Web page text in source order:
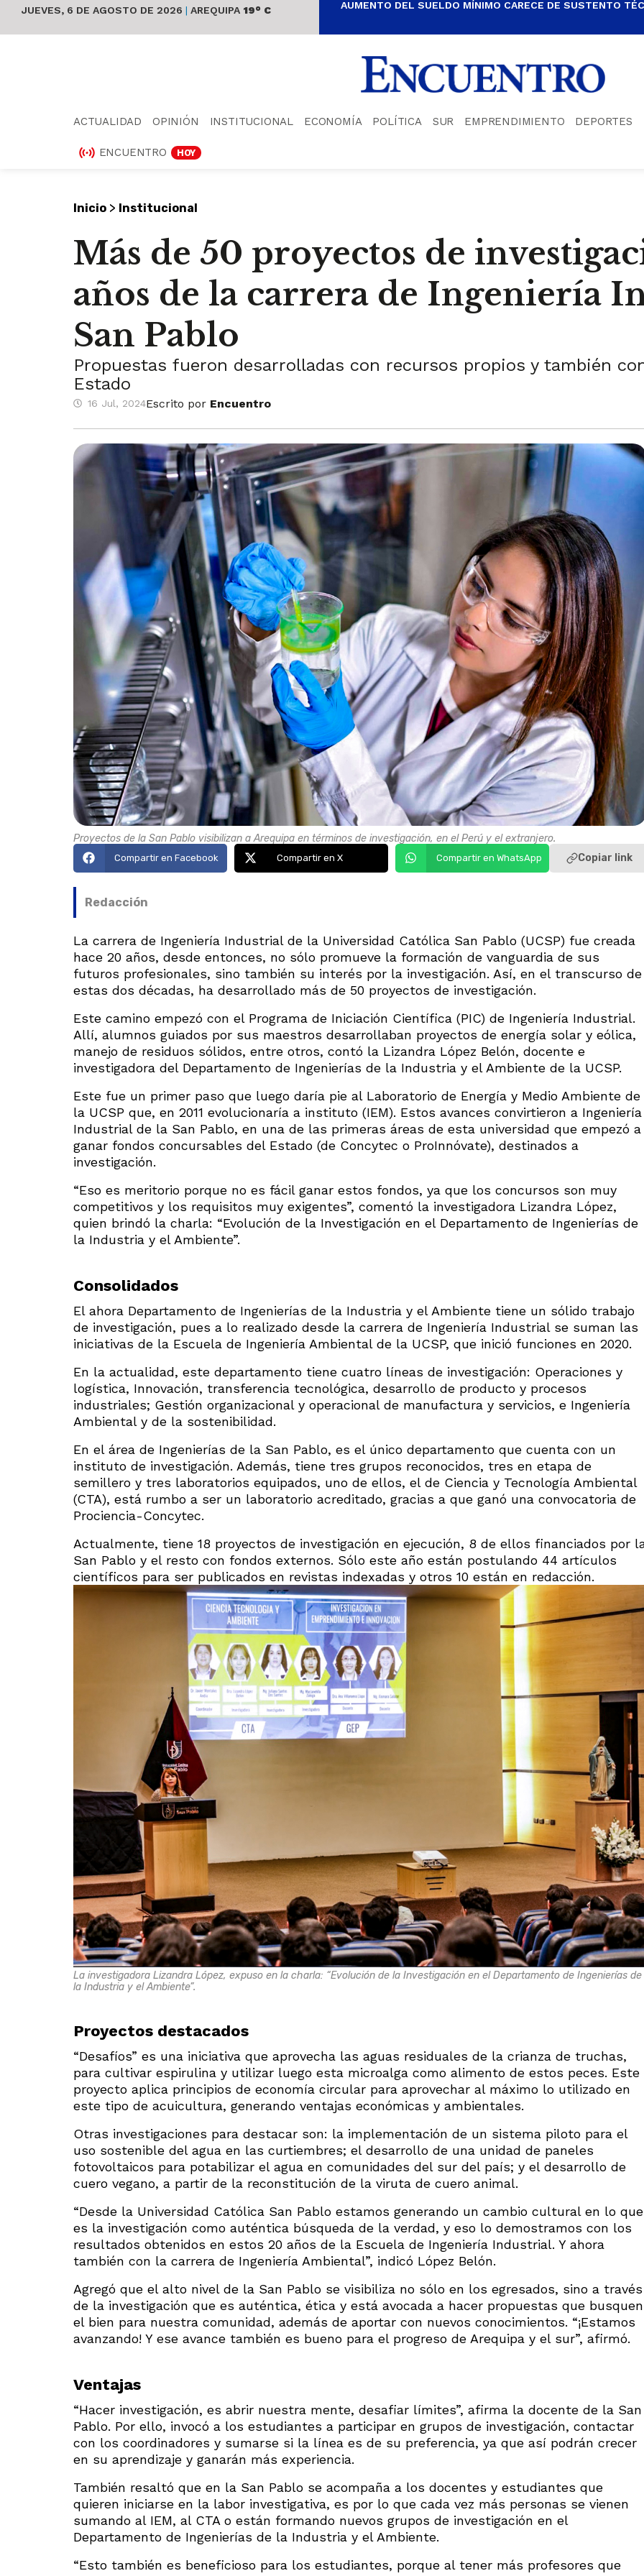
JUEVES, 6 DE AGOSTO DE 2026 | AREQUIPA 19° C AUMENTO DEL SUELDO MÍNIMO CARECE DE SUSTENTO
ACTUALIDAD OPINIÓN INSTITUCIONAL ECONOMÍA POLÍTICA SUR EMPRENDIMIENTO DEPORTES
ENCUENTRO HOY
Inicio > Institucional
Más de 50 proyectos de
años de la carrera de Ingeniería
San Pablo
Propuestas fueron desarrolladas con recursos propios y también
Estado
16 Jul, 2024Escrito por Encuentro
Proyectos de la San Pablo visibilizan a Arequipa en términos de investigación, en el Perú y el extranjero.
Compartir en Facebook Compartir en X Compartir en WhatsApp Copiar link
Redacción
La carrera de Ingeniería Industrial de la Universidad Católica San Pablo (UCSP) fue creada
hace 20 años, desde entonces, no sólo promueve la formación de vanguardia de sus
futuros profesionales, sino también su interés por la investigación. Así, en el transcurso de
estas dos décadas, ha desarrollado más de 50 proyectos de investigación.
Este camino empezó con el Programa de Iniciación Científica (PIC) de Ingeniería Industrial.
Allí, alumnos guiados por sus maestros desarrollaban proyectos de energía solar y eólica,
manejo de residuos sólidos, entre otros, contó la Lizandra López Belón, docente e
investigadora del Departamento de Ingenierías de la Industria y el Ambiente de la UCSP.
Este fue un primer paso que luego daría pie al Laboratorio de Energía y Medio Ambiente de
la UCSP que, en 2011 evolucionaría a instituto (IEM). Estos avances convirtieron a Ingeniería
Industrial de la San Pablo, en una de las primeras áreas de esta universidad que empezó a
ganar fondos concursables del Estado (de Concytec o ProInnóvate), destinados a
investigación.
“Eso es meritorio porque no es fácil ganar estos fondos, ya que los concursos son muy
competitivos y los requisitos muy exigentes”, comentó la investigadora Lizandra López,
quien brindó la charla: “Evolución de la Investigación en el Departamento de Ingenierías de
la Industria y el Ambiente”.
Consolidados
El ahora Departamento de Ingenierías de la Industria y el Ambiente tiene un sólido trabajo
de investigación, pues a lo realizado desde la carrera de Ingeniería Industrial se suman las
iniciativas de la Escuela de Ingeniería Ambiental de la UCSP, que inició funciones en 2020.
En la actualidad, este departamento tiene cuatro líneas de investigación: Operaciones y
logística, Innovación, transferencia tecnológica, desarrollo de producto y procesos
industriales; Gestión organizacional y operacional de manufactura y servicios, e Ingeniería
Ambiental y de la sostenibilidad.
En el área de Ingenierías de la San Pablo, es el único departamento que cuenta con un
instituto de investigación. Además, tiene tres grupos reconocidos, tres en etapa de
semillero y tres laboratorios equipados, uno de ellos, el de Ciencia y Tecnología Ambiental
(CTA), está rumbo a ser un laboratorio acreditado, gracias a que ganó una convocatoria de
Prociencia-Concytec.
Actualmente, tiene 18 proyectos de investigación en ejecución, 8 de ellos financiados por
San Pablo y el resto con fondos externos. Sólo este año están postulando 44 artículos
científicos para ser publicados en revistas indexadas y otros 10 están en redacción.
La investigadora Lizandra López, expuso en la charla: “Evolución de la Investigación en el Departamento de Ingenierías de
la Industria y el Ambiente”.
Proyectos destacados
“Desafíos” es una iniciativa que aprovecha las aguas residuales de la crianza de truchas,
para cultivar espirulina y utilizar luego esta microalga como alimento de estos peces. Este
proyecto aplica principios de economía circular para aprovechar al máximo lo utilizado en
este tipo de acuicultura, generando ventajas económicas y ambientales.
Otras investigaciones para destacar son: la implementación de un sistema piloto para el
uso sostenible del agua en las curtiembres; el desarrollo de una unidad de paneles
fotovoltaicos para potabilizar el agua en comunidades del sur del país; y el desarrollo de
cuero vegano, a partir de la reconstitución de la viruta de cuero animal.
“Desde la Universidad Católica San Pablo estamos generando un cambio cultural en lo que
es la investigación como auténtica búsqueda de la verdad, y eso lo demostramos con los
resultados obtenidos en estos 20 años de la Escuela de Ingeniería Industrial. Y ahora
también con la carrera de Ingeniería Ambiental”, indicó López Belón.
Agregó que el alto nivel de la San Pablo se visibiliza no sólo en los egresados, sino a través
de la investigación que es auténtica, ética y está avocada a hacer propuestas que busquen
el bien para nuestra comunidad, además de aportar con nuevos conocimientos. “¡Estamos
avanzando! Y ese avance también es bueno para el progreso de Arequipa y el sur”, afirmó.
Ventajas
“Hacer investigación, es abrir nuestra mente, desafiar límites”, afirma la docente de la San
Pablo. Por ello, invocó a los estudiantes a participar en grupos de investigación, contactar
con los coordinadores y sumarse si la línea es de su preferencia, ya que así podrán crecer
en su aprendizaje y ganarán más experiencia.
También resaltó que en la San Pablo se acompaña a los docentes y estudiantes que
quieren iniciarse en la labor investigativa, es por lo que cada vez más personas se vienen
sumando al IEM, al CTA o están formando nuevos grupos de investigación en el
Departamento de Ingenierías de la Industria y el Ambiente.
“Esto también es beneficioso para los estudiantes, porque al tener más profesores que